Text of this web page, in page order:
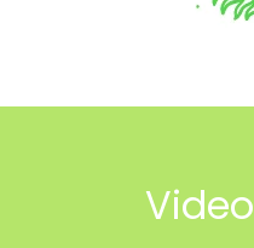
Video